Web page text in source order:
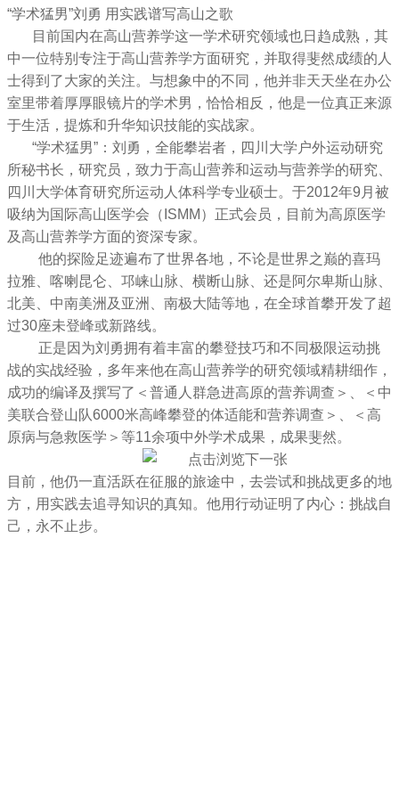
“学术猛男”刘勇 用实践谱写高山之歌
目前国内在高山营养学这一学术研究领域也日趋成熟，其
中一位特别专注于高山营养学方面研究，并取得斐然成绩的人
士得到了大家的关注。与想象中的不同，他并非天天坐在办公
室里带着厚厚眼镜片的学术男，恰恰相反，他是一位真正来源
于生活，提炼和升华知识技能的实战家。
“学术猛男”：刘勇，全能攀岩者，四川大学户外运动研究
所秘书长，研究员，致力于高山营养和运动与营养学的研究、
四川大学体育研究所运动人体科学专业硕士。于2012年9月被
吸纳为国际高山医学会（ISMM）正式会员，目前为高原医学
及高山营养学方面的资深专家。
他的探险足迹遍布了世界各地，不论是世界之巅的喜玛
拉雅、喀喇昆仑、邛崃山脉、横断山脉、还是阿尔卑斯山脉、
北美、中南美洲及亚洲、南极大陆等地，在全球首攀开发了超
过30座未登峰或新路线。
正是因为刘勇拥有着丰富的攀登技巧和不同极限运动挑
战的实战经验，多年来他在高山营养学的研究领域精耕细作，
成功的编译及撰写了＜普通人群急进高原的营养调查＞、＜中
美联合登山队6000米高峰攀登的体适能和营养调查＞、＜高
原病与急救医学＞等11余项中外学术成果，成果斐然。
目前，他仍一直活跃在征服的旅途中，去尝试和挑战更多的地
方，用实践去追寻知识的真知。他用行动证明了内心：挑战自
己，永不止步。